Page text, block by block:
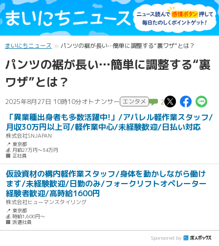
まいにちニュース パンツの裾が長い…簡単に調整する“裏ワザ”とは？
パンツの裾が長い…簡単に調整する“裏
ワザ”とは？
2025年8月27日 10時10分オトナンサー エンタメ 2 この記
こ
「異業種出身者も多数活躍中!」/アパレル軽作業スタッフ/
月収30万円以上可/軽作業中心/未経験歓迎/日払い対応
株式会社SNJAPAN
📍 東京都
💰 月給27万円～34万円
🏢 正社員
仮設資材の構内軽作業スタッフ/身体を動かしながら働け
ます/未経験歓迎/日勤のみ/フォークリフトオペレーター
経験者歓迎/高時給1600円
株式会社ヒューマンスタイリング
📍 東京都
💰 時給1,600円～
🏢 派遣社員
Sponsored by